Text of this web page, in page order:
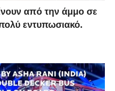
από την άμμο σε
εντυπωσιακό.